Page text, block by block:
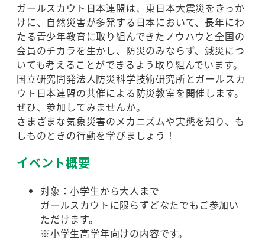
ガールスカウト日本連盟は、東日本大震災をきっか
けに、自然災害が多発する日本において、長年にわ
たる青少年教育に取り組んできたノウハウと全国の
会員のチカラを生かし、防災のみならず、減災につ
いても考えることができるよう取り組んでいます。
国立研究開発法人防災科学技術研究所とガールスカ
ウト日本連盟の共催による防災教室を開催します。
ぜひ、参加してみませんか。
さまざまな気象災害のメカニズムや実態を知り、も
しものときの行動を学びましょう！
イベント概要
対象：小学生から大人まで
ガールスカウトに限らずどなたでもご参加い
ただけます。
※小学生高学年向けの内容です。